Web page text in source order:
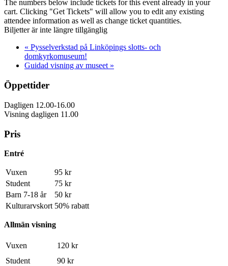
The numbers below include tickets for this event already in your
cart. Clicking "Get Tickets" will allow you to edit any existing
attendee information as well as change ticket quantities.
Biljetter är inte längre tillgänglig
« Pysselverkstad på Linköpings slotts- och
domkyrkomuseum!
Guidad visning av museet »
Öppettider
Dagligen 12.00-16.00
Visning dagligen 11.00
Pris
Entré
Vuxen
95 kr
Student
75 kr
Barn 7-18 år
50 kr
Kulturarvskort 50% rabatt
Allmän visning
Vuxen
120 kr
Student
90 kr